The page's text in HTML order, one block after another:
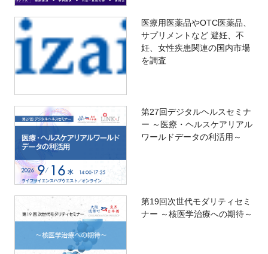
医療用医薬品やOTC医薬品、
サプリメントなど 避妊、不
妊、女性疾患関連の国内市場
を調査
第27回デジタルヘルスセミナ
ー ～医療・ヘルスケアリアル
ワールドデータの利活用～
第19回次世代モダリティセミ
ナー ～核医学治療への期待～